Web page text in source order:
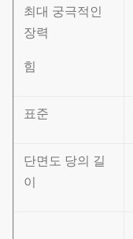
최대 궁극적인
장력
힘
표준
단면도 당의 길
이